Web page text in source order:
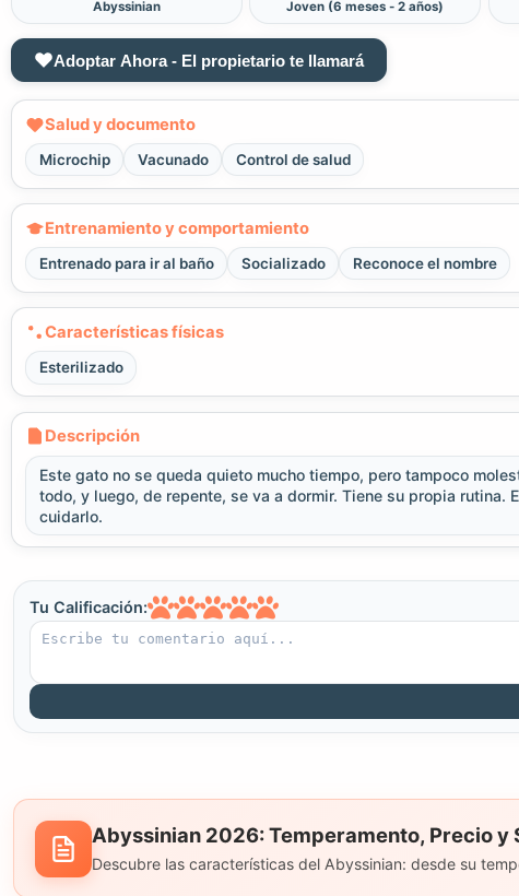
Abyssinian Joven (6 meses - 2 años)
Adoptar Ahora - El propietario te llamará
Salud y documento
Microchip Vacunado Control de salud
Entrenamiento y comportamiento
Entrenado para ir al baño Socializado Reconoce el nombre
Características físicas
Esterilizado
Descripción
Este gato no se queda quieto mucho tiempo, pero tampoco
todo, y luego, de repente, se va a dormir. Tiene su propia rutina.
cuidarlo.
Tu Calificación:
Abyssinian 2026: Temperamento, Precio y
Descubre las características del Abyssinian: desde su